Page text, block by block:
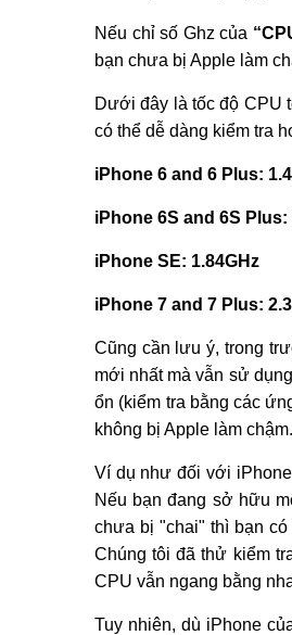
Nếu chỉ số Ghz của
bạn chưa bị Apple làm
Dưới đây là tốc độ CPU
có thể dễ dàng kiểm tra
iPhone 6 and 6 Plus:
iPhone 6S and 6S Plus:
iPhone SE: 1.84GHz
iPhone 7 and 7 Plus:
Cũng cần lưu ý, trong
mới nhất mà vẫn sử
ổn (kiểm tra bằng các
không bị Apple làm chậm.
Ví dụ như đối với
Nếu bạn đang sở hữu
chưa bị "chai" thì bạn
Chúng tôi đã thử kiểm
CPU vẫn ngang bằng
Tuy nhiên, dù iPhone